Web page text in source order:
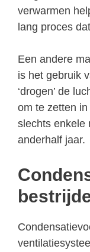
verwarmen
lang proces
Een andere
is het gebruik
‘drogen’ de
om te zetten
slechts enkele
anderhalf jaar.